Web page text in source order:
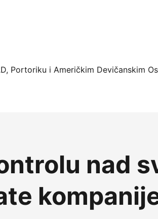
Portoriku i Američkim Devičanskim
nad